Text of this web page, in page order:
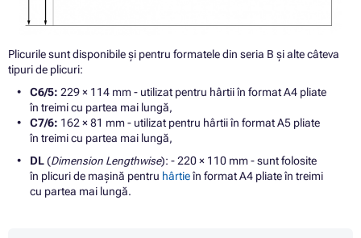
Plicurile sunt disponibile și pentru formatele din seria B și alte câteva
tipuri de plicuri:
C6/5: 229 × 114 mm - utilizat pentru hârtii în format A4 pliate
în treimi cu partea mai lungă,
C7/6: 162 × 81 mm - utilizat pentru hârtii în format A5 pliate
în treimi cu partea mai lungă,
DL(Dimension Lengthwise): - 220 × 110 mm - sunt folosite
în plicuri de mașină pentru hârtieîn format A4 pliate în treimi
cu partea mai lungă.